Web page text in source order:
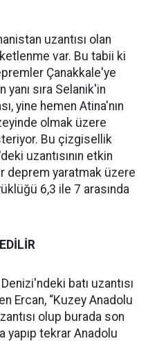
uzantısı olan
var. Bu tabii ki
Çanakkale'ye
yanı sıra Selanik'in
yine hemen Atina'nın
olmak üzere
Bu çizgisellik
uzantısının etkin
deprem yaratmak üzere
6,3 ile 7 arasında
batı uzantısı
Ercan, “Kuzey Anadolu
olup burada son
yapıp tekrar Anadolu